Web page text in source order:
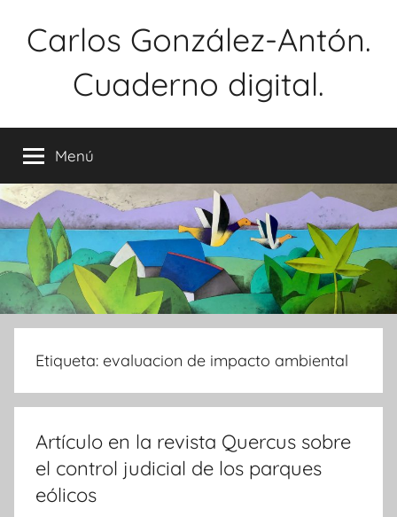
Carlos González-Antón.
Cuaderno digital.
Menú
Etiqueta: evaluacion de impacto ambiental
Artículo en la revista Quercus sobre
el control judicial de los parques
eólicos